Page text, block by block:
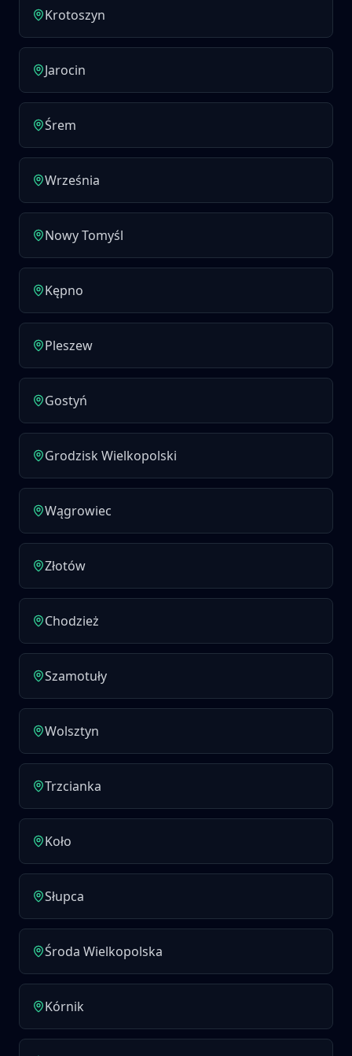
Krotoszyn
Jarocin
Śrem
Września
Nowy Tomyśl
Kępno
Pleszew
Gostyń
Grodzisk Wielkopolski
Wągrowiec
Złotów
Chodzież
Szamotuły
Wolsztyn
Trzcianka
Koło
Słupca
Środa Wielkopolska
Kórnik